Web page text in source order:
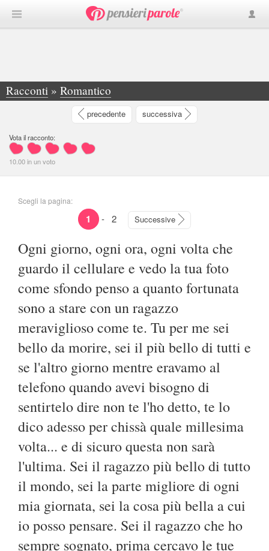
Racconti » Romantico
»Ogni giorno, ogni ora, ogni volta che guardo... - Giulia Tomasin
precedente successiva
Vota il racconto:
10.00inunvoto
Scegli la pagina:
1 - 2 Successive
Ogni giorno, ogni ora, ogni volta che
guardo il cellulare e vedo la tua foto
come sfondo penso a quanto fortunata
sono a stare con un ragazzo
meraviglioso come te. Tu per me sei
bello da morire, sei il più bello di tutti e
se l'altro giorno mentre eravamo al
telefono quando avevi bisogno di
sentirtelo dire non te l'ho detto, te lo
dico adesso per chissà quale millesima
volta... e di sicuro questa non sarà
l'ultima. Sei il ragazzo più bello di tutto
il mondo, sei la parte migliore di ogni
mia giornata, sei la cosa più bella a cui
io posso pensare. Sei il ragazzo che ho
sempre sognato, prima cercavo le tue